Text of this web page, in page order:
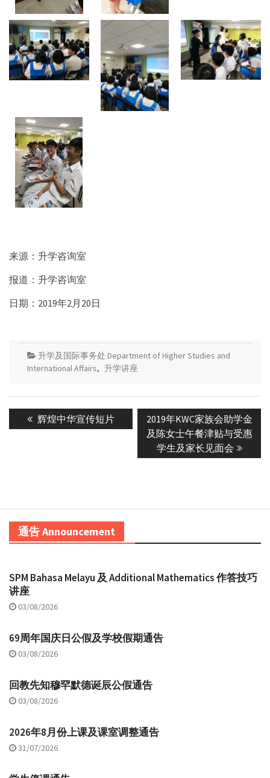
来源：升学咨询室
报道：升学咨询室
日期：2019年2月20日
升学及国际事务处 Department of Higher Studies and
International Affairs, 升学讲座
navigation
Previous
post:
辉煌中华宣传短片
Next
post:
2019年KWC家族会助学金
及陈女士午餐津贴与受惠
学生及家长见面会
通告 Announcement
SPM Bahasa Melayu 及 Additional Mathematics 作答技巧
讲座
03/08/2026
69周年国庆日公假及学校假期通告
03/08/2026
回教先知穆罕默德诞辰公假通告
03/08/2026
2026年8月份上课及课室调整通告
31/07/2026